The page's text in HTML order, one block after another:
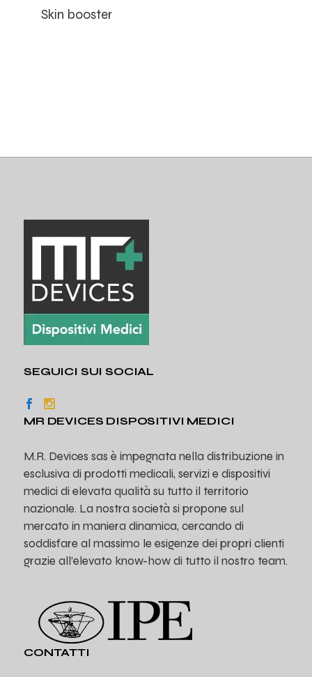
Skin booster
SEGUICI SUI SOCIAL
MR DEVICES DISPOSITIVI MEDICI
M.R. Devices sas è impegnata nella distribuzione in
esclusiva di prodotti medicali, servizi e dispositivi
medici di elevata qualità su tutto il territorio
nazionale. La nostra società si propone sul
mercato in maniera dinamica, cercando di
soddisfare al massimo le esigenze dei propri clienti
grazie all’elevato know-how di tutto il nostro team.
CONTATTI